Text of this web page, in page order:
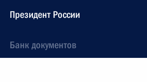
Президент России
Банк документов